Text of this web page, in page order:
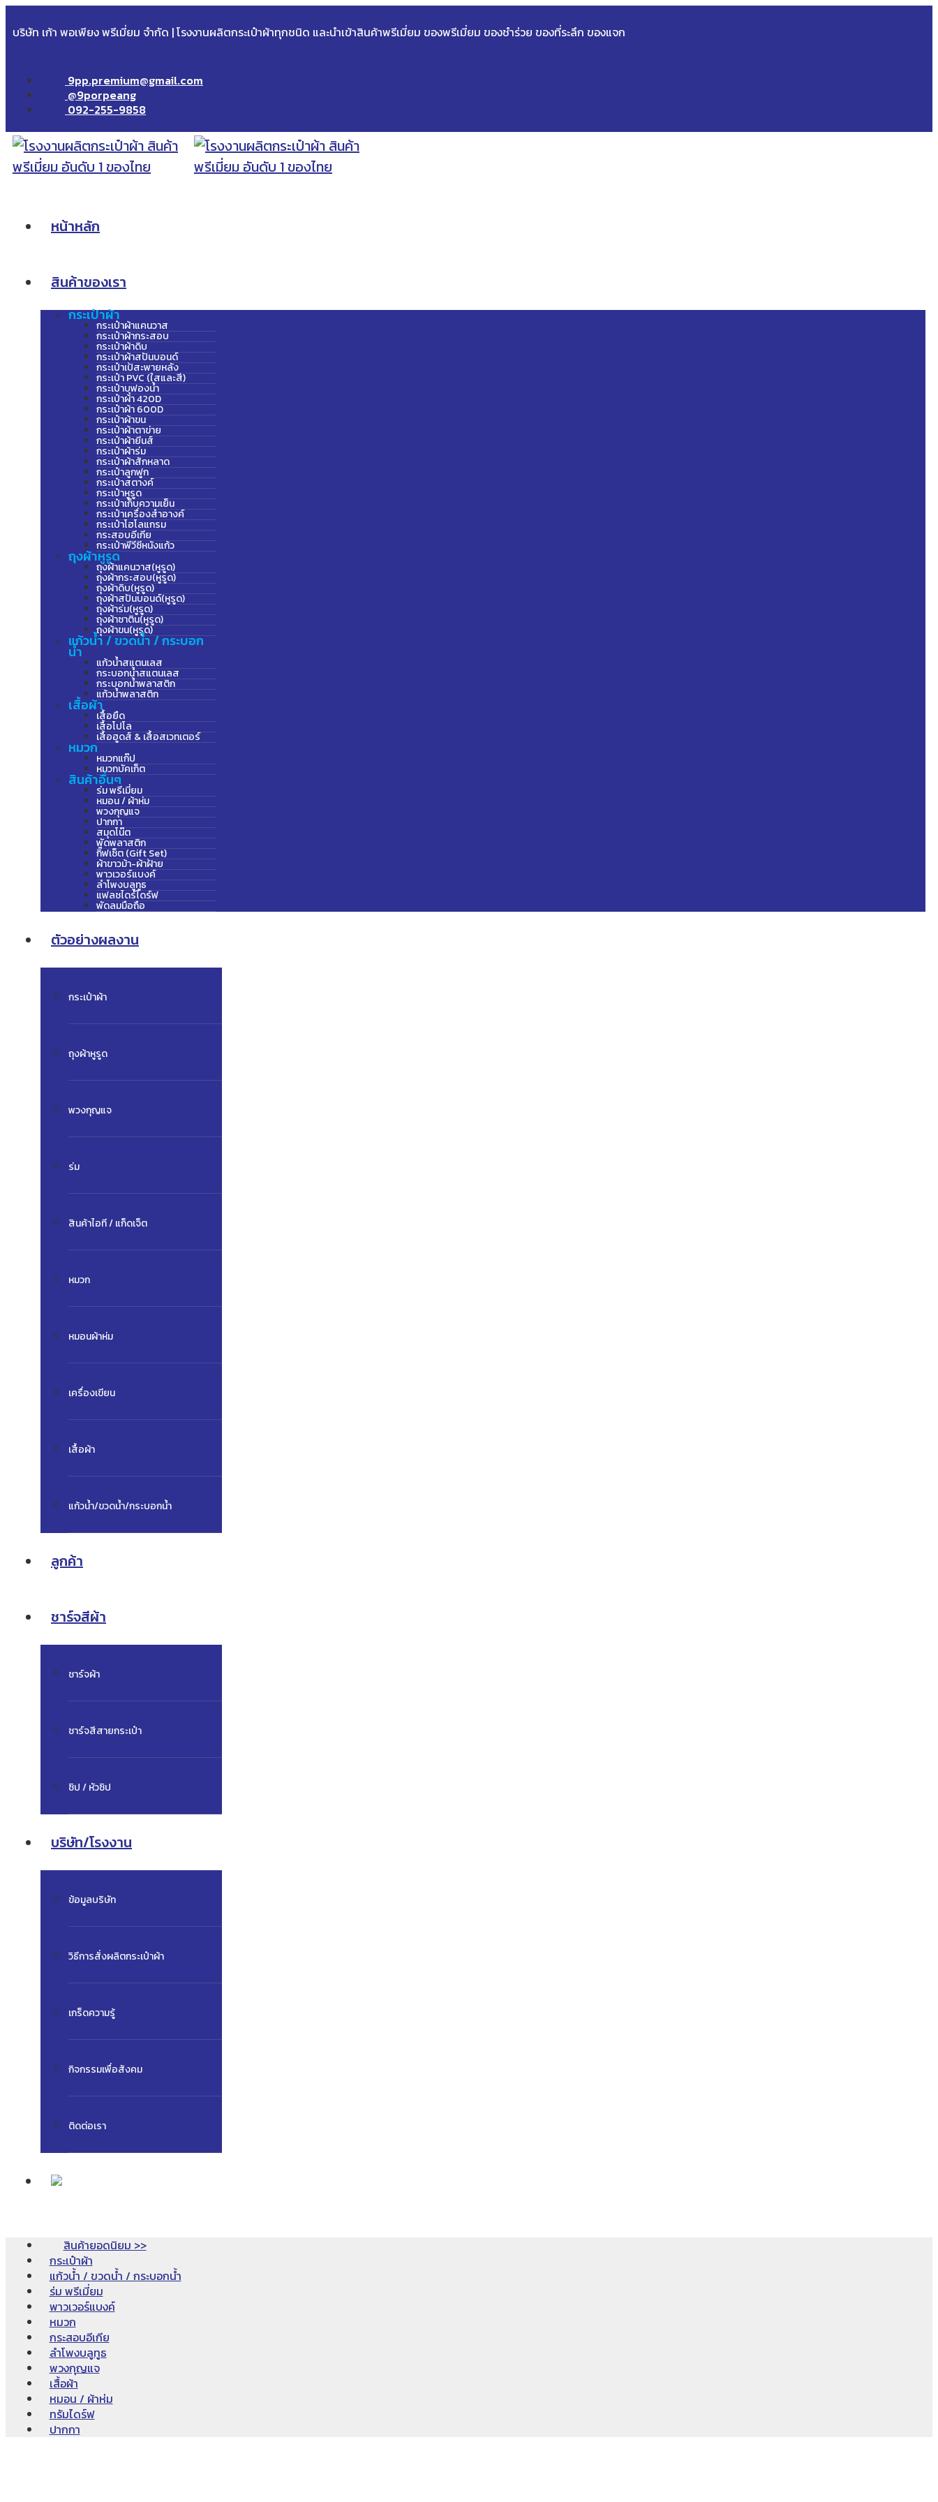
บริษัท เก้า พอเพียง พรีเมี่ยม จำกัด | โรงงานผลิตกระเป๋าผ้าทุกชนิด และนำเข้าสินค้าพรีเมี่ยม ของพรีเมี่ยม ของชำร่วย ของที่ระลึก ของแจก
9pp.premium@gmail.com
@9porpeang
092-255-9858
หน้าหลัก
สินค้าของเรา
กระเป๋าผ้า
กระเป๋าผ้าแคนวาส
กระเป๋าผ้ากระสอบ
กระเป๋าผ้าดิบ
กระเป๋าผ้าสปันบอนด์
กระเป๋าเป้สะพายหลัง
กระเป๋า PVC (ใสและสี)
กระเป๋าบุฟองน้ำ
กระเป๋าผ้า 420D
กระเป๋าผ้า 600D
กระเป๋าผ้าขน
กระเป๋าผ้าตาข่าย
กระเป๋าผ้ายีนส์
กระเป๋าผ้าร่ม
กระเป๋าผ้าสักหลาด
กระเป๋าลูกฟูก
กระเป๋าสตางค์
กระเป๋าหูรูด
กระเป๋าเก็บความเย็น
กระเป๋าเครื่องสำอางค์
กระเป๋าโฮโลแกรม
กระสอบอีเกีย
กระเป๋าพีวีซีหนังแก้ว
ถุงผ้าหูรูด
ถุงผ้าแคนวาส(หูรูด)
ถุงผ้ากระสอบ(หูรูด)
ถุงผ้าดิบ(หูรูด)
ถุงผ้าสปันบอนด์(หูรูด)
ถุงผ้าร่ม(หูรูด)
ถุงผ้าซาติน(หูรูด)
ถุงผ้าขน(หูรูด)
แก้วน้ำ / ขวดน้ำ / กระบอก
น้ำ
แก้วน้ำสแตนเลส
กระบอกน้ำสแตนเลส
กระบอกน้ำพลาสติก
แก้วน้ำพลาสติก
เสื้อผ้า
เสื้อยืด
เสื้อโปโล
เสื้อฮูดส์ & เสื้อสเวทเตอร์
หมวก
หมวกแก๊ป
หมวกบัคเก็ต
สินค้าอื่นๆ
ร่ม พรีเมี่ยม
หมอน / ผ้าห่ม
พวงกุญแจ
ปากกา
สมุดโน๊ต
พัดพลาสติก
กิ๊ฟเซ็ต (Gift Set)
ผ้าขาวม้า-ผ้าฝ้าย
พาวเวอร์แบงค์
ลำโพงบลูทูธ
แฟลชไดร์ไดร์ฟ
พัดลมมือถือ
ตัวอย่างผลงาน
กระเป๋าผ้า
ถุงผ้าหูรูด
พวงกุญแจ
ร่ม
สินค้าไอที / แก็ดเจ็ต
หมวก
หมอนผ้าห่ม
เครื่องเขียน
เสื้อผ้า
แก้วน้ำ/ขวดน้ำ/กระบอกน้ำ
ลูกค้า
ชาร์จสีผ้า
ชาร์จผ้า
ชาร์จสีสายกระเป๋า
ซิป / หัวซิป
บริษัท/โรงงาน
ข้อมูลบริษัท
วิธีการสั่งผลิตกระเป๋าผ้า
เกร็ดความรู้
กิจกรรมเพื่อสังคม
ติดต่อเรา
สินค้ายอดนิยม >>
กระเป๋าผ้า
แก้วน้ำ / ขวดน้ำ / กระบอกน้ำ
ร่ม พรีเมี่ยม
พาวเวอร์แบงค์
หมวก
กระสอบอีเกีย
ลำโพงบลูทูธ
พวงกุญแจ
เสื้อผ้า
หมอน / ผ้าห่ม
ทรัมไดร์ฟ
ปากกา